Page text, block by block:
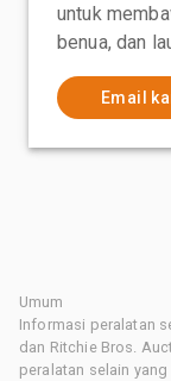
untuk
benua, dan
Email
Umum
Informasi peralatan
dan Ritchie Bros.
peralatan selain